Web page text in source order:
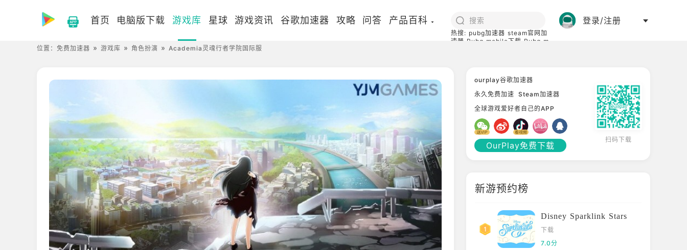
首页 电脑版下载 游戏库 星球 游戏资讯 谷歌加速器 攻略 问答 产品百科
热搜: pubg加速器 steam官网加
速器 Pubg mobile下载 Pubg m
登录/注册
位置： 免费加速器 游戏库 角色扮演 Academia灵魂行者学院国际服
ourplay谷歌加速器
永久免费加速 Steam加速器
全球游戏爱好者自己的APP
OurPlay免费下载
扫码下载
新游预约榜
Disney Sparklink Stars
下载
7.0分